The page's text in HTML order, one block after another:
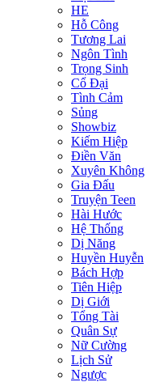
HE
Hỗ Công
Tương Lai
Ngôn Tình
Trọng Sinh
Cổ Đại
Tình Cảm
Sủng
Showbiz
Kiếm Hiệp
Điền Văn
Xuyên Không
Gia Đấu
Truyện Teen
Hài Hước
Hệ Thống
Dị Năng
Huyền Huyễn
Bách Hợp
Tiên Hiệp
Dị Giới
Tổng Tài
Quân Sự
Nữ Cường
Lịch Sử
Ngược